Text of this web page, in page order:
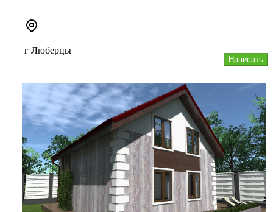
Написать
г Люберцы